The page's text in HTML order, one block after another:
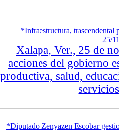
*Infraestructura, trascendental
25/
Xalapa, Ver., 25 de
acciones del gobierno
productiva, salud,
*Diputado Zenyazen Escobar